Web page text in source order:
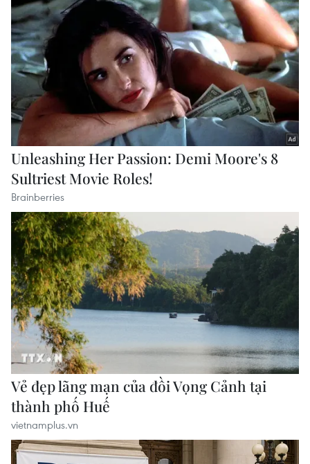
vietnamplus.vn
Mỹ chi hơn 2 tỷ USD thúc đẩy ngành pin và
khoáng sản nội địa
vietnamplus.vn
Đà Nẵng: Sóng cuốn 4 người tại Mũi Nghê, 3
người mất tích